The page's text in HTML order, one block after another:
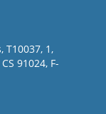
T10037, 1,
91024, F-